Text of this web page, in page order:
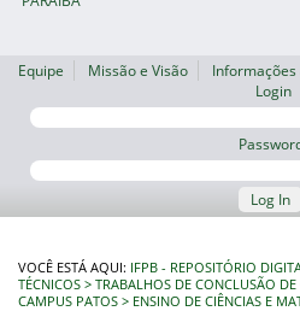
Equipe Missão e Visão
Login
Log In
VOCÊ ESTÁ AQUI: IFPB - REPOSITÓRIO
TÉCNICOS
TRABALHOS DE CONCLUSÃO
CAMPUS PATOS
ENSINO DE CIÊNCIAS E